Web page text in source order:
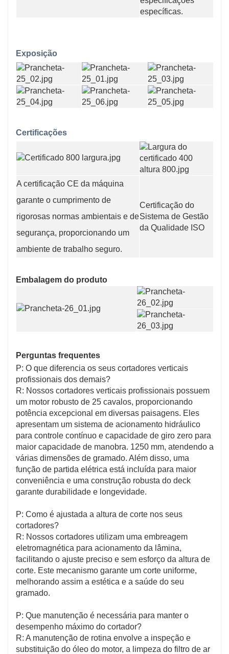
específicas.
Exposição
Certificações
A certificação CE da máquina
garante o cumprimento de
rigorosas normas ambientais e de
segurança, proporcionando um
ambiente de trabalho seguro.
Certificação do
Sistema de Gestão
da Qualidade ISO
Embalagem do produto
Perguntas frequentes
P: O que diferencia os seus cortadores verticais
profissionais dos demais?
R: Nossos cortadores verticais profissionais possuem
um motor robusto de 25 cavalos, proporcionando
potência excepcional em diversas paisagens. Eles
apresentam um sistema de acionamento hidráulico
para controle contínuo e capacidade de giro zero para
maior capacidade de manobra. 1250 mm, atendendo a
várias dimensões de gramado. Além disso, uma
função de partida elétrica está incluída para maior
conveniência e uma construção robusta do deck
garante durabilidade e longevidade.
P: Como é ajustada a altura de corte nos seus
cortadores?
R: Nossos cortadores utilizam uma embreagem
eletromagnética para acionamento da lâmina,
facilitando o ajuste preciso e sem esforço da altura de
corte. Este mecanismo garante um corte uniforme,
melhorando assim a estética e a saúde do seu
gramado.
P: Que manutenção é necessária para manter o
desempenho máximo do cortador?
R: A manutenção de rotina envolve a inspeção e
substituição do óleo do motor, a limpeza do filtro de ar